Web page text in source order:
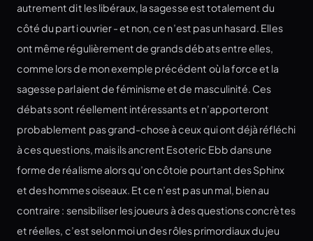
autrement dit les libéraux, la sagesse est totalement du
côté du parti ouvrier - et non, ce n’est pas un hasard. Elles
ont même régulièrement de grands débats entre elles,
comme lors de mon exemple précédent où la force et la
sagesse parlaient de féminisme et de masculinité. Ces
débats sont réellement intéressants et n’apporteront
probablement pas grand-chose à ceux qui ont déjà réfléchi
à ces questions, mais ils ancrent Esoteric Ebb dans une
forme de réalisme alors qu’on côtoie pourtant des Sphinx
et des hommes oiseaux. Et ce n’est pas un mal, bien au
contraire : sensibiliser les joueurs à des questions concrètes
et réelles, c’est selon moi un des rôles primordiaux du jeu